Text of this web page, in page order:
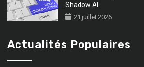
Shadow AI
21 juillet 2026
Actualités Populaires